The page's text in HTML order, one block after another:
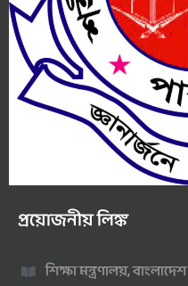
প্রয়োজনীয় লিঙ্ক
শিক্ষা মন্ত্রণালয়, বাংলাদেশ